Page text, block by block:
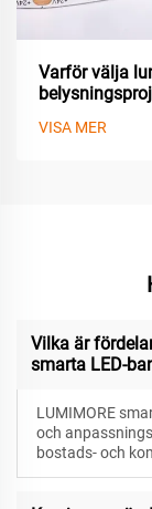
Varför välja
VISA MER
Vilka är
smarta LED-
LUMIMORE
och
bostads- och